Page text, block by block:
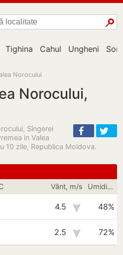
Tighina Cahul Ungheni
Norocului
Norocului,
Sîngerei
in Valea
10 zile, Republica Moldova.
Vânt, m/s Umiditate
4.5 48%
2.5 72%